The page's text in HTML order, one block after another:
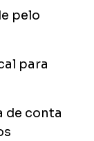
pelo
para
de conta